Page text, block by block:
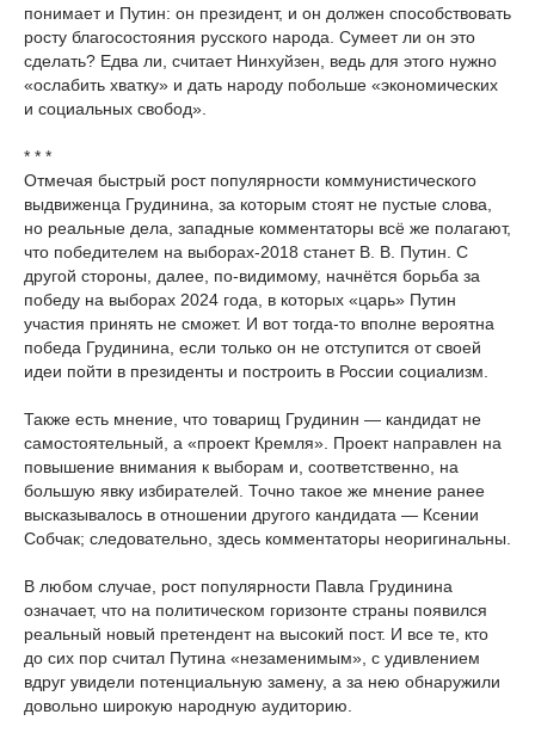
понимает и Путин: он президент, и он должен способствовать
росту благосостояния русского народа. Сумеет ли он это
сделать? Едва ли, считает Нинхуйзен, ведь для этого нужно
«ослабить хватку» и дать народу побольше «экономических
и социальных свобод».
* * *
Отмечая быстрый рост популярности коммунистического
выдвиженца Грудинина, за которым стоят не пустые слова,
но реальные дела, западные комментаторы всё же полагают,
что победителем на выборах-2018 станет В. В. Путин. С
другой стороны, далее, по-видимому, начнётся борьба за
победу на выборах 2024 года, в которых «царь» Путин
участия принять не сможет. И вот тогда-то вполне вероятна
победа Грудинина, если только он не отступится от своей
идеи пойти в президенты и построить в России социализм.
Также есть мнение, что товарищ Грудинин — кандидат не
самостоятельный, а «проект Кремля». Проект направлен на
повышение внимания к выборам и, соответственно, на
большую явку избирателей. Точно такое же мнение ранее
высказывалось в отношении другого кандидата — Ксении
Собчак; следовательно, здесь комментаторы неоригинальны.
В любом случае, рост популярности Павла Грудинина
означает, что на политическом горизонте страны появился
реальный новый претендент на высокий пост. И все те, кто
до сих пор считал Путина «незаменимым», с удивлением
вдруг увидели потенциальную замену, а за нею обнаружили
довольно широкую народную аудиторию.